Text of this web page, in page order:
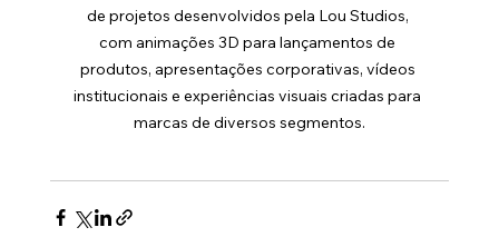
de projetos desenvolvidos pela Lou Studios,
com animações 3D para lançamentos de
produtos, apresentações corporativas, vídeos
institucionais e experiências visuais criadas para
marcas de diversos segmentos.